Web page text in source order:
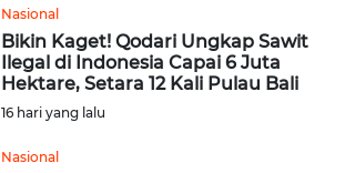
Nasional
Bikin Kaget! Qodari Ungkap Sawit
Ilegal di Indonesia Capai 6 Juta
Hektare, Setara 12 Kali Pulau Bali
16 hari yang lalu
Nasional